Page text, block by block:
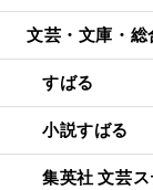
文芸・文庫・総
すばる
小説すばる
集英社 文芸